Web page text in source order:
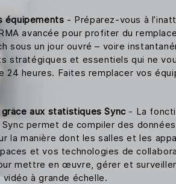
équipements - Préparez-vous à
avancée pour profiter du
sous un jour ouvré – voire
stratégiques et essentiels qui ne
24 heures. Faites remplacer vos
aux statistiques Sync- La
permet de compiler des
la manière dont les salles et les
et vos technologies de
mettre en œuvre, gérer et
à grande échelle.